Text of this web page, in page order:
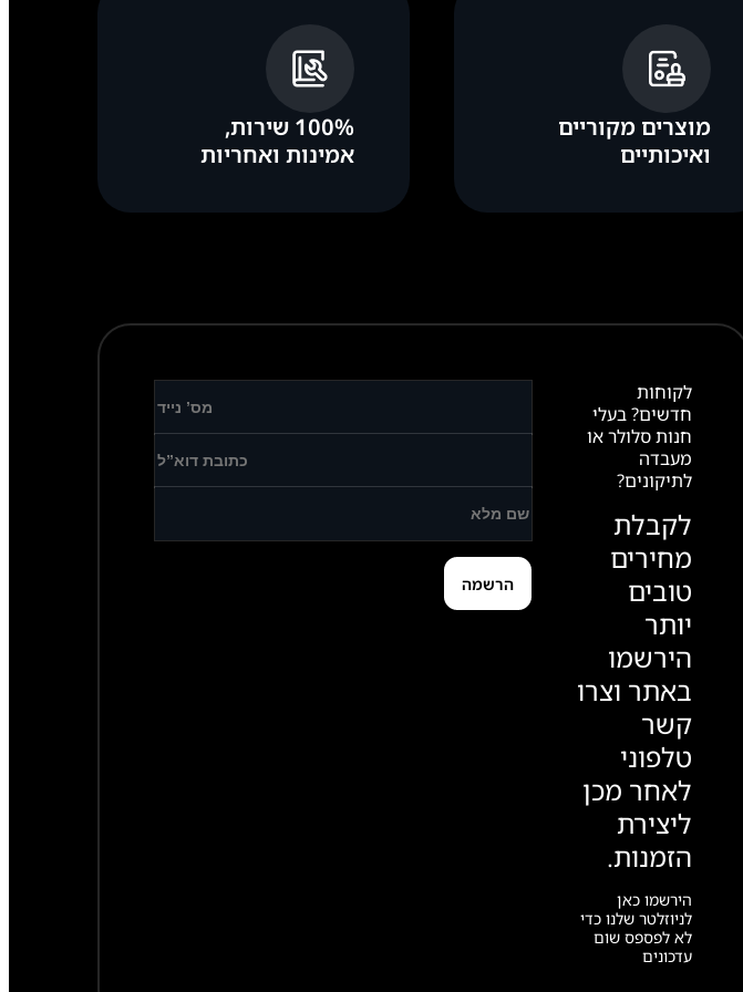
מוצרים מקוריים
ואיכותיים
100% שירות,
אמינות ואחריות
לקוחות
חדשים? בעלי
חנות סלולר או
מעבדה
לתיקונים?
לקבלת
מחירים
טובים
יותר
הירשמו
באתר וצרו
קשר
טלפוני
לאחר מכן
ליצירת
הזמנות.
הירשמו כאן
לניוזלטר שלנו כדי
לא לפספס שום
עדכונים